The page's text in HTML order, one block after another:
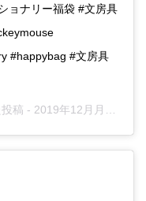
ョナリー福袋 #文房具
#happybag #文房具
稿 - 2019年12月月13日午前4時15分PST